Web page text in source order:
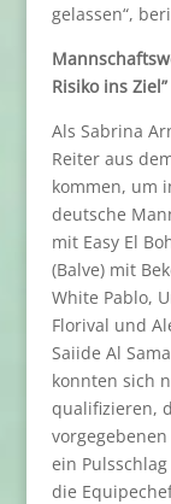
gelassen“,
Risiko ins Ziel”
Als Sabrina
Reiter aus
kommen, um
deutsche
mit Easy El
(Balve) mit
White Pablo,
Florival und
Saiide Al
konnten sich
qualifizieren,
ein
die